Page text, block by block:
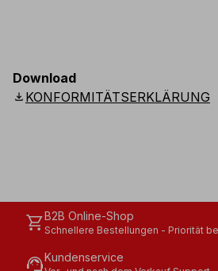
Download
download KONFORMITÄTSERKLÄRUNG
shopping_cartB2B Online-Shop
Schnellere Bestellungen - Priorität
support_agentKundenservice